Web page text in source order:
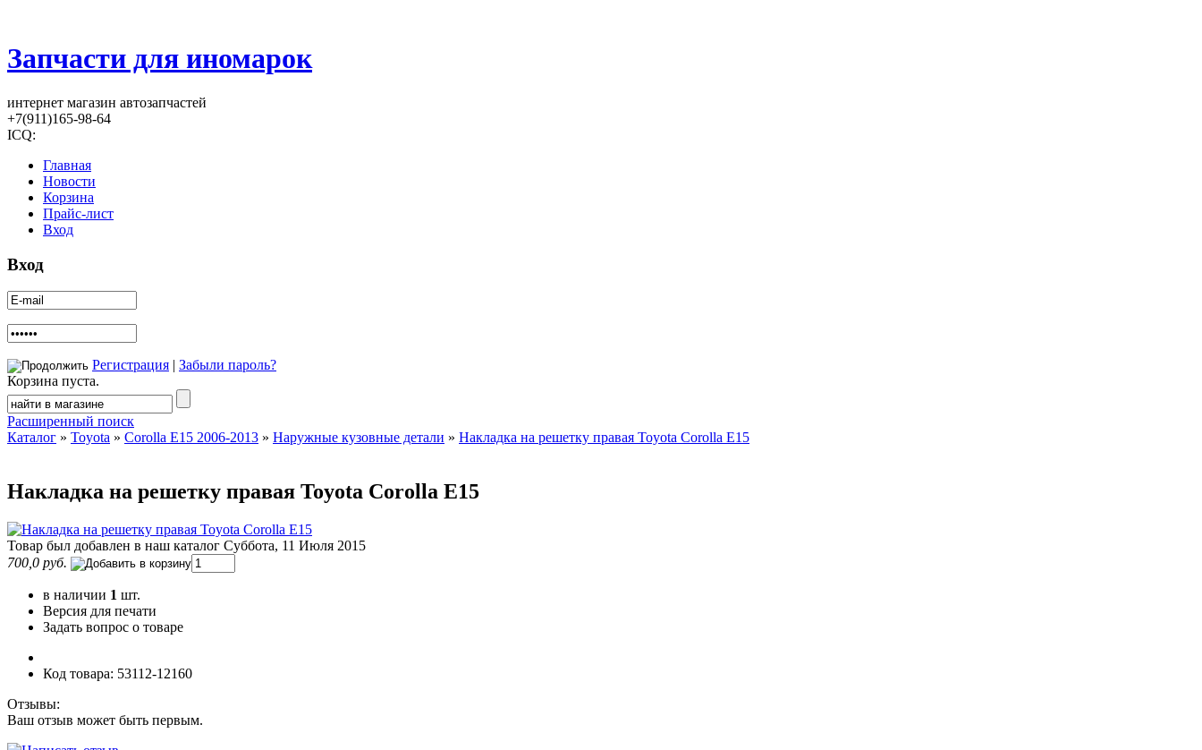
Запчасти для иномарок
интернет магазин автозапчастей
+7(911)165-98-64
ICQ:
Главная
Новости
Корзина
Прайс-лист
Вход
Вход
Регистрация | Забыли пароль?
Корзина пуста.
Расширенный поиск
Каталог » Toyota » Corolla E15 2006-2013 » Наружные кузовные детали » Накладка на решетку правая Toyota Corolla E15
Накладка на решетку правая Toyota Corolla E15
Товар был добавлен в наш каталог Суббота, 11 Июля 2015
700,0 руб.
в наличии 1 шт.
Версия для печати
Задать вопрос о товаре
Код товара: 53112-12160
Отзывы:
Ваш отзыв может быть первым.